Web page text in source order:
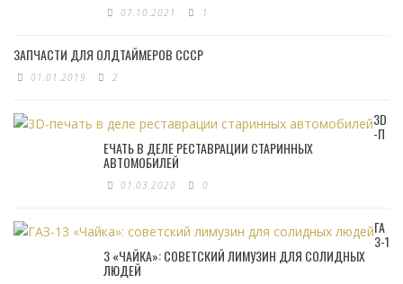
07.10.2021 1
ЗАПЧАСТИ ДЛЯ ОЛДТАЙМЕРОВ СССР
01.01.2019 2
3D
-П
ЕЧАТЬ В ДЕЛЕ РЕСТАВРАЦИИ СТАРИННЫХ
АВТОМОБИЛЕЙ
01.03.2020 0
ГА
З-1
3 «ЧАЙКА»: СОВЕТСКИЙ ЛИМУЗИН ДЛЯ СОЛИДНЫХ
ЛЮДЕЙ